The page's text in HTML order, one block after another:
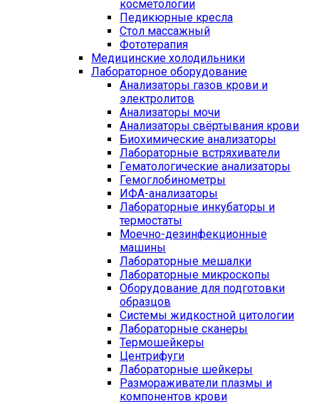
косметологии
Педикюрные кресла
Стол массажный
Фототерапия
Медицинские холодильники
Лабораторное оборудование
Анализаторы газов крови и
электролитов
Анализаторы мочи
Анализаторы свёртывания крови
Биохимические анализаторы
Лабораторные встряхиватели
Гематологические анализаторы
Гемоглобинометры
ИФА-анализаторы
Лабораторные инкубаторы и
термостаты
Моечно-дезинфекционные
машины
Лабораторные мешалки
Лабораторные микроскопы
Оборудование для подготовки
образцов
Системы жидкостной цитологии
Лабораторные сканеры
Термошейкеры
Центрифуги
Лабораторные шейкеры
Размораживатели плазмы и
компонентов крови